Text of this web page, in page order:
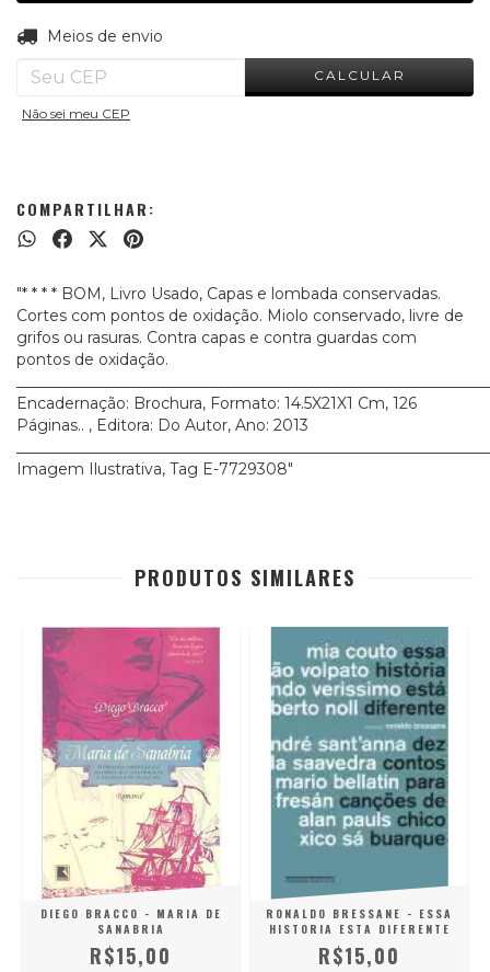
Entregas para o CEP:
Meios de envio
CALCULAR
Não sei meu CEP
COMPARTILHAR:
"* * * * BOM, Livro Usado, Capas e lombada conservadas.
Cortes com pontos de oxidação. Miolo conservado, livre de
grifos ou rasuras. Contra capas e contra guardas com
pontos de oxidação.
Encadernação: Brochura, Formato: 14.5X21X1 Cm, 126
Páginas.. , Editora: Do Autor, Ano: 2013
Imagem Ilustrativa, Tag E-7729308"
PRODUTOS SIMILARES
DIEGO BRACCO - MARIA DE
SANABRIA
R$15,00
RONALDO BRESSANE - ESSA
HISTORIA ESTA DIFERENTE
R$15,00